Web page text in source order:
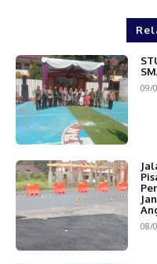
09/
08/